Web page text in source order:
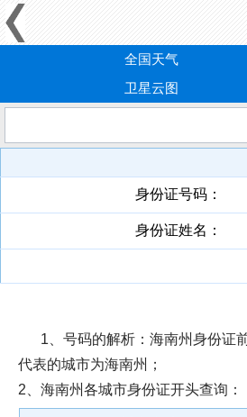
全国天气
卫星云图
身份证号码：
身份证姓名：
1、号码的解析：海南州身份证
代表的城市为海南州；
2、海南州各城市身份证开头查询：